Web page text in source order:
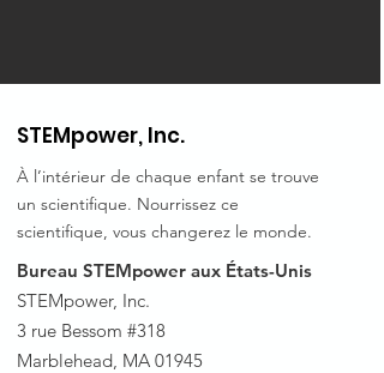
STEMpower, Inc.
À l’intérieur de chaque enfant se trouve
un scientifique. Nourrissez ce
scientifique, vous changerez le monde.
Bureau STEMpower aux États-Unis
STEMpower, Inc.
3 rue Bessom #318
Marblehead, MA 01945